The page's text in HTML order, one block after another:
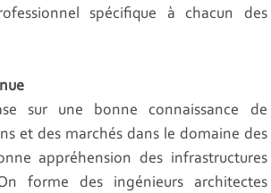
spécifique à chacun des
sur une bonne connaissance de
et des marchés dans le domaine des
appréhension des infrastructures
forme des ingénieurs architectes